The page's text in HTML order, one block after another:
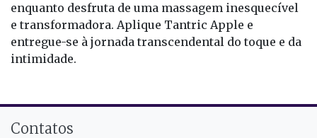
enquanto desfruta de uma massagem inesquecível
e transformadora. Aplique Tantric Apple e
entregue-se à jornada transcendental do toque e da
intimidade.
Contatos